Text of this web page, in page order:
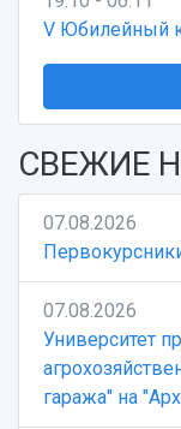
V Юбилейный
СВЕЖИЕ
07.08.2026
07.08.2026
Университет
гаража" на